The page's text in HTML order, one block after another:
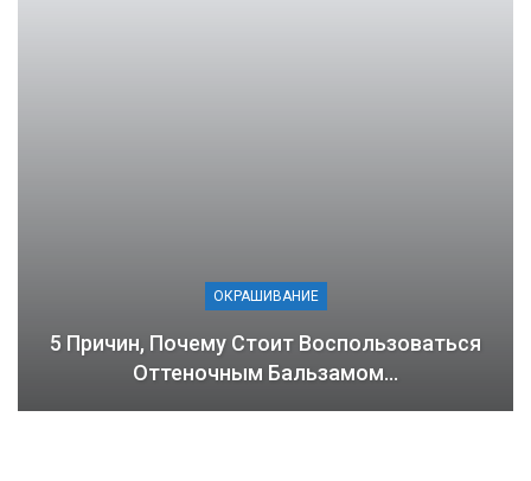
ОКРАШИВАНИЕ
5 Причин, Почему Стоит Воспользоваться
Оттеночным Бальзамом…